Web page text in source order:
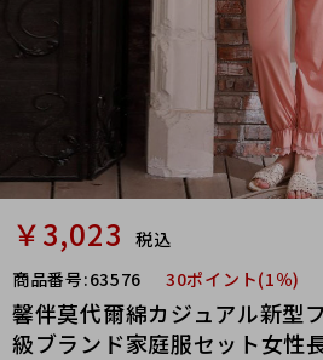
￥3,023
税込
商品番号:63576 30ポイント(1％)
馨伴莫代爾綿カジュアル新型
級ブランド家庭服セット女性